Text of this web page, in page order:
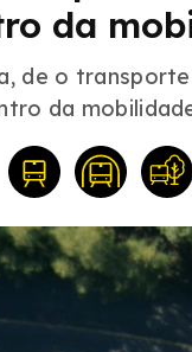
da
de o
da